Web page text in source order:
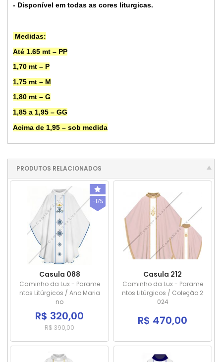
- Disponível em todas as cores liturgicas.
Medidas:
Até 1.65 mt – PP
1,70 mt – P
1,75 mt – M
1,80 mt – G
1,85 a 1,95 – GG
Acima de 1,95 – sob medida
PRODUTOS RELACIONADOS
-17%
Casula 088
Caminho da Lux - Parame
ntos Litúrgicos / Ano Maria
no
R$ 320,00
R$ 390,00
Casula 212
Caminho da Lux - Parame
ntos Litúrgicos / Coleção 2
024
R$ 470,00